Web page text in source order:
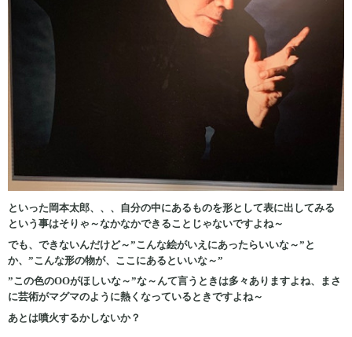
といった岡本太郎、、、自分の中にあるものを形として表に出してみる
という事はそりゃ～なかなかできることじゃないですよね～
でも、できないんだけど～”こんな絵がいえにあったらいいな～”と
か、”こんな形の物が、ここにあるといいな～”
”この色のOOがほしいな～”な～んて言うときは多々ありますよね、まさ
に芸術がマグマのように熱くなっているときですよね～
あとは噴火するかしないか？